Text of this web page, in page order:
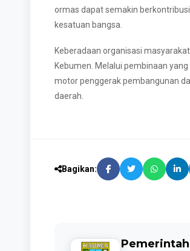
ormas dapat semakin
kesatuan bangsa.
Keberadaan organisasi
Kebumen. Melalui pembinaan
motor penggerak pembangunan
daerah.
Bagikan: